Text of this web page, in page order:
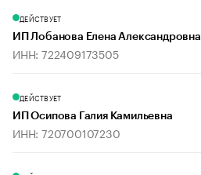
ДЕЙСТВУЕТ
ИП Лобанова Елена Александровна
ИНН: 722409173505
ДЕЙСТВУЕТ
ИП Осипова Галия Камильевна
ИНН: 720700107230